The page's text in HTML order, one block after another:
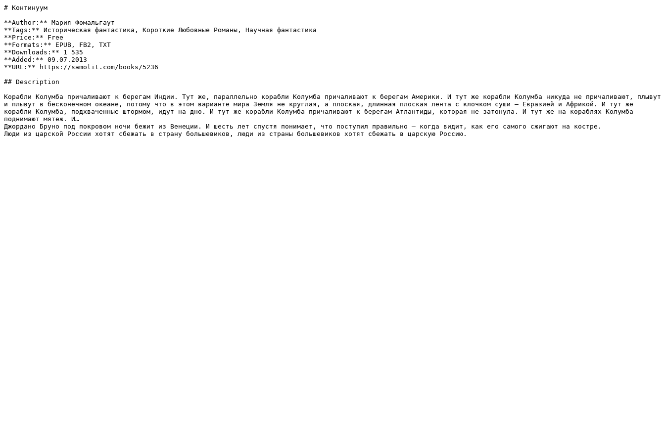
# Континуум
**Author:** Мария Фомальгаут
**Tags:** Историческая фантастика, Короткие Любовные Романы, Научная фантастика
**Price:** Free
**Formats:** EPUB, FB2, TXT
**Downloads:** 1 535
**Added:** 09.07.2013
**URL:** https://samolit.com/books/5236
## Description
Корабли Колумба причаливают к берегам Индии. Тут же, параллельно корабли Колумба причаливают к берегам Америки. И тут же корабли Колумба никуда не причаливают, плывут
и плывут в бесконечном океане, потому что в этом варианте мира Земля не круглая, а плоская, длинная плоская лента с клочком суши – Евразией и Африкой. И тут же
корабли Колумба, подхваченные штормом, идут на дно. И тут же корабли Колумба причаливают к берегам Атлантиды, которая не затонула. И тут же на кораблях Колумба
поднимают мятеж. И…
Джордано Бруно под покровом ночи бежит из Венеции. И шесть лет спустя понимает, что поступил правильно – когда видит, как его самого сжигают на костре.
Люди из царской России хотят сбежать в страну большевиков, люди из страны большевиков хотят сбежать в царскую Россию.